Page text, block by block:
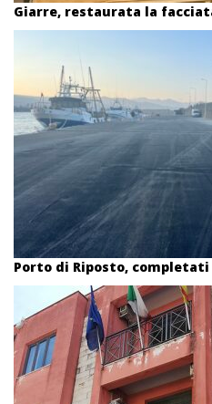
Giarre, restaurata la
Porto di Riposto,